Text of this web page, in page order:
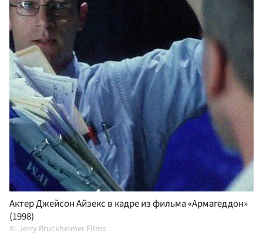
Актер Джейсон Айзекс в кадре из фильма «Армагеддон»
(1998)
Jerry Bruckheimer Films